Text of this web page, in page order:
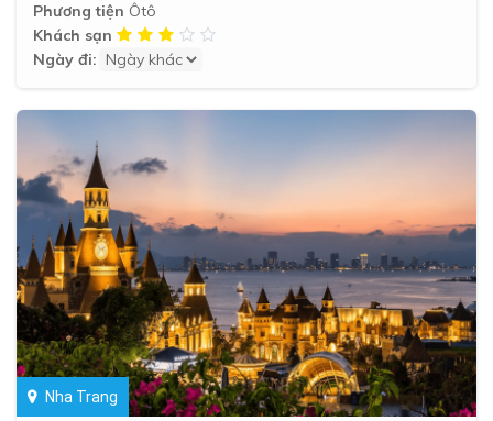
Phương tiện Ôtô
Khách sạn
Ngày đi:
Nha Trang